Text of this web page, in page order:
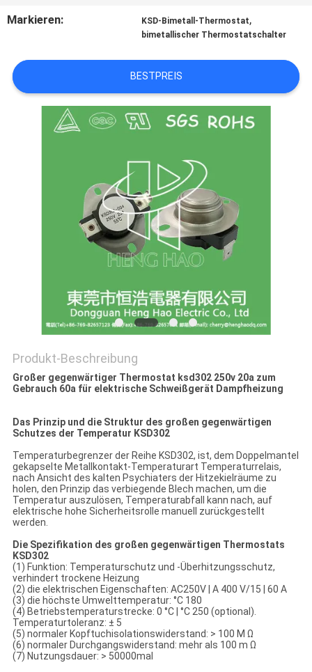
ALLE
FÄLLE
SITEMAP
Markieren: KSD-Bimetall-Thermostat,
bimetallischer Thermostatschalter
BESTPREIS
Produkt-Beschreibung
Großer gegenwärtiger Thermostat ksd302 250v 20a zum
Gebrauch 60a für elektrische Schweißgerät Dampfheizung
Das Prinzip und die Struktur des großen gegenwärtigen
Schutzes der Temperatur KSD302
Temperaturbegrenzer der Reihe KSD302, ist, dem Doppelmantel
gekapselte Metallkontakt-Temperaturart Temperaturrelais,
nach Ansicht des kalten Psychiaters der Hitzekielräume zu
holen, den Prinzip das verbiegende Blech machen, um die
Temperatur auszulösen, Temperaturabfall kann nach, auf
elektrische hohe Sicherheitsrolle manuell zurückgestellt
werden.
Die Spezifikation des großen gegenwärtigen Thermostats
KSD302
(1) Funktion: Temperaturschutz und -Überhitzungsschutz,
verhindert trockene Heizung
(2) die elektrischen Eigenschaften: AC250V | A 400 V/15 | 60 A
(3) die höchste Umwelttemperatur: °C 180
(4) Betriebstemperaturstrecke: 0 °C | °C 250 (optional).
Temperaturtoleranz: ± 5
(5) normaler Kopftuchisolationswiderstand: > 100 M Ω
(6) normaler Durchgangswiderstand: mehr als 100 m Ω
(7) Nutzungsdauer: > 50000mal